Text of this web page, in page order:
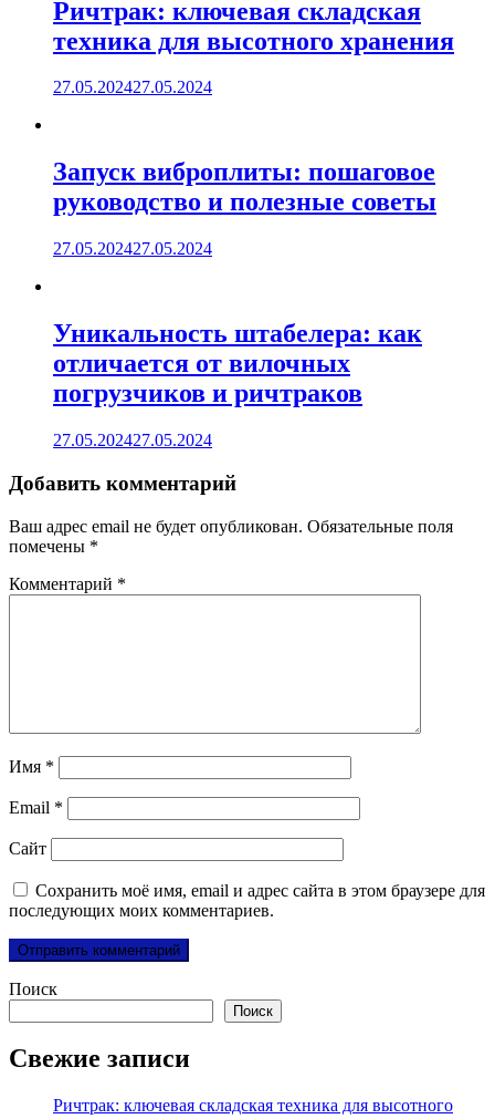
Ричтрак: ключевая складская
техника для высотного хранения
27.05.202427.05.2024
Запуск виброплиты: пошаговое
руководство и полезные советы
27.05.202427.05.2024
Уникальность штабелера: как
отличается от вилочных
погрузчиков и ричтраков
27.05.202427.05.2024
Добавить комментарий
Ваш адрес email не будет опубликован. Обязательные поля
помечены *
Комментарий *
Имя *
Email *
Сайт
Сохранить моё имя, email и адрес сайта в этом браузере для
последующих моих комментариев.
Поиск
Поиск
Свежие записи
Ричтрак: ключевая складская техника для высотного